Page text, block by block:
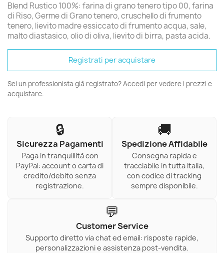
Blend Rustico 100%: farina di grano tenero tipo 00, farina
di Riso, Germe di Grano tenero, cruschello di frumento
tenero, lievito madre essiccato di frumento acqua, sale,
malto diastasico, olio di oliva, lievito di birra, pasta acida.
Registrati per acquistare
Sei un professionista già registrato? Accedi per vedere i prezzi e
acquistare.
🔒
Sicurezza Pagamenti
Paga in tranquillità con
PayPal: account o carta di
credito/debito senza
registrazione.
🚚
Spedizione Affidabile
Consegna rapida e
tracciabile in tutta Italia,
con codice di tracking
sempre disponibile.
💬
Customer Service
Supporto diretto via chat ed email: risposte rapide,
personalizzazioni e assistenza post-vendita.